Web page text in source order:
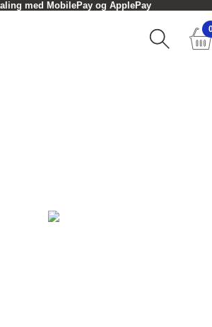
med MobilePay og ApplePay